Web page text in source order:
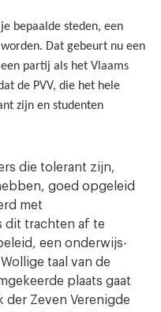
bepaalde steden, een
Dat gebeurt nu een
partij als het Vlaams
de PVV, die het hele
zijn en studenten
die tolerant zijn,
goed opgeleid
met
dit trachten af te
een onderwijs-
taal van de
plaats gaat
der Zeven Verenigde